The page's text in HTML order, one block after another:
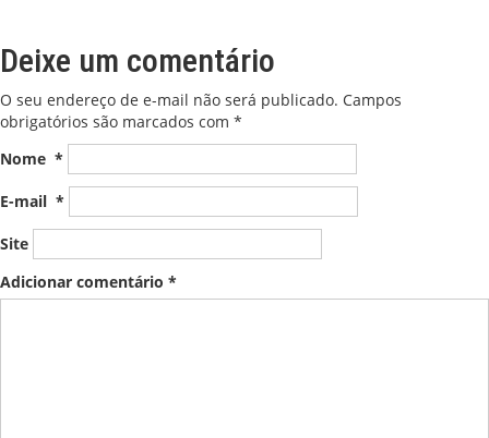
Deixe um comentário
O seu endereço de e-mail não será publicado. Campos
obrigatórios são marcados com *
Nome *
E-mail *
Site
Adicionar comentário *